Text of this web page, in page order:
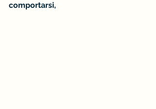
comportarsi,